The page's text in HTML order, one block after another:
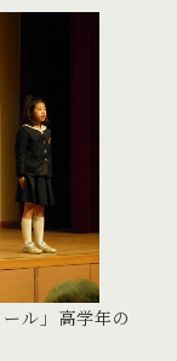
ル」高学年の